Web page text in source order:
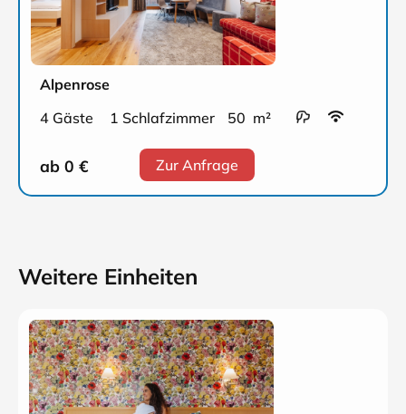
Alpenrose
4 Gäste
1 Schlafzimmer 50 m²
ab 0 € Zur Anfrage
Weitere Einheiten